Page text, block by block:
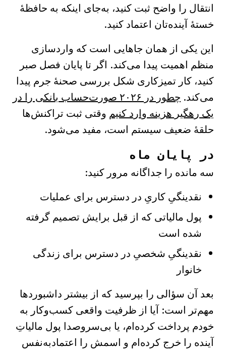
انتقال را واضح ثبت کنید، به‌جای اینکه به حافظهٔ
خستهٔ آینده‌تان اعتماد کنید.
این یکی از همان جاهایی است که واردسازی
منظم اهمیت پیدا می‌کند. اگر تا پایان فصل صبر
کنید، کار تمیزکاری شکل بررسی صحنهٔ جرم پیدا
می‌کند.
چطور در ۲۰۲۶ صورت‌حساب بانکی را در
یک رهگیر هزینه وارد کنیم وقتی ثبت تراکنش‌ها
حلقهٔ ضعیف سیستم است، مفید می‌شود.
در پایان ماه
سه مانده را جداگانه مرور کنید:
نقدینگیِ کاریِ در دسترس برای عملیات
پول مالیاتی که از قبل برایش تصمیم گرفته
شده است
نقدینگیِ شخصیِ در دسترس برای زندگی
خانوار
بعد آن سؤالی را بپرسید که از بیشتر داشبوردها
مهم‌تر است: آیا از ظرفیت واقعی کسب‌وکار به
خودم پرداخت کرده‌ام، یا بی‌سروصدا پول مالیاتِ
آینده را خرج کرده‌ام و اسمش را اعتمادبه‌نفس